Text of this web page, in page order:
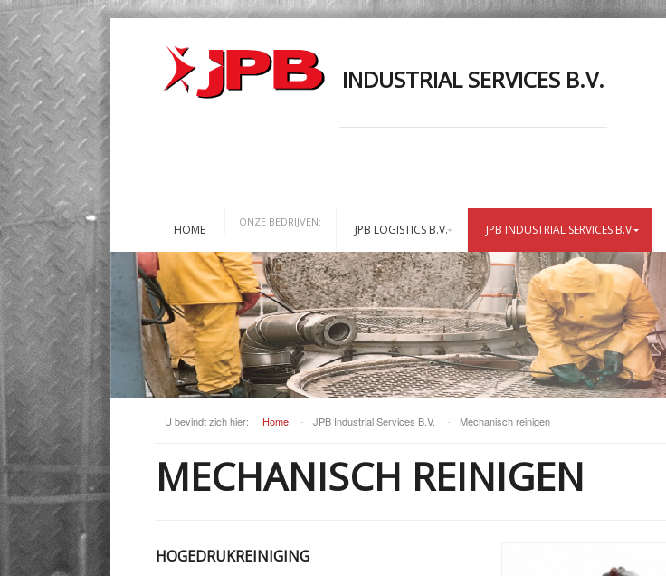
INDUSTRIAL SERVICES B.V.
HOME
ONZE BEDRIJVEN:
JPB LOGISTICS B.V. JPB INDUSTRIAL SERVICES B.V.
U bevindt zich hier: Home - JPB Industrial Services B.V. - Mechanisch reinigen
MECHANISCH REINIGEN
HOGEDRUKREINIGING